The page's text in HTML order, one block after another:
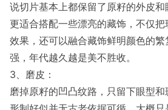
说切片基本上都保留了原籽的外皮
更适合搭配一些漂亮的藏饰，不仅
效果，还可以融合藏饰鲜明颜色的
强，年代越久越是美不胜收。
3、磨皮：
磨掉原籽的凹凸纹路，只留下眼型